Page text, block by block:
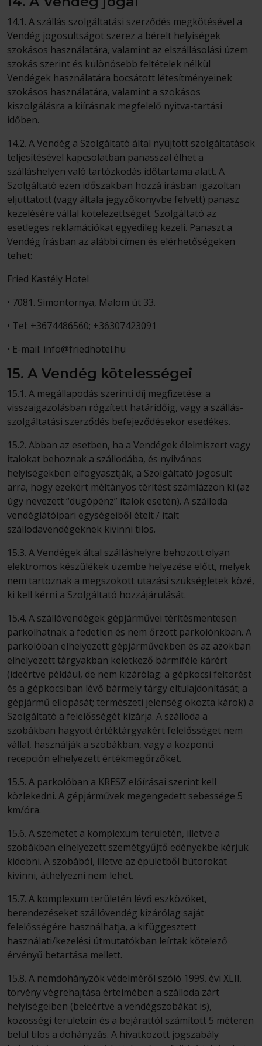
14.1. A szállás szolgáltatási szerződés megkötésével a
Vendég jogosultságot szerez a bérelt helyiségek
szokásos használatára, valamint az elszállásolási üzem
szokás szerint és különösebb feltételek nélkül
Vendégek használatára bocsátott létesítményeinek
szokásos használatára, valamint a szokásos
kiszolgálásra a kiírásnak megfelelő nyitva-tartási
időben.
14.2. A Vendég a Szolgáltató által nyújtott szolgáltatások
teljesítésével kapcsolatban panasszal élhet a
szálláshelyen való tartózkodás időtartama alatt. A
Szolgáltató ezen időszakban hozzá írásban igazoltan
eljuttatott (vagy általa jegyzőkönyvbe felvett) panasz
kezelésére vállal kötelezettséget. Szolgáltató az
esetleges reklamációkat egyedileg kezeli. Panaszt a
Vendég írásban az alábbi címen és elérhetőségeken
tehet:
Fried Kastély Hotel
• 7081. Simontornya, Malom út 33.
• Tel: +3674486560; +36307423091
• E-mail: info@friedhotel.hu
15. A Vendég kötelességei
15.1. A megállapodás szerinti díj megfizetése: a
visszaigazolásban rögzített határidőig, vagy a szállás-
szolgáltatási szerződés befejeződésekor esedékes.
15.2. Abban az esetben, ha a Vendégek élelmiszert vagy
italokat behoznak a szállodába, és nyilvános
helyiségekben elfogyasztják, a Szolgáltató jogosult
arra, hogy ezekért méltányos térítést számlázzon ki (az
úgy nevezett “dugópénz” italok esetén). A szálloda
vendéglátóipari egységeiből ételt / italt
szállodavendégeknek kivinni tilos.
15.3. A Vendégek által szálláshelyre behozott olyan
elektromos készülékek üzembe helyezése előtt, melyek
nem tartoznak a megszokott utazási szükségletek közé,
ki kell kérni a Szolgáltató hozzájárulását.
15.4. A szállóvendégek gépjárművei térítésmentesen
parkolhatnak a fedetlen és nem őrzött parkolónkban. A
parkolóban elhelyezett gépjárművekben és az azokban
elhelyezett tárgyakban keletkező bármiféle kárért
(ideértve például, de nem kizárólag: a gépkocsi feltörést
és a gépkocsiban lévő bármely tárgy eltulajdonítását; a
gépjármű ellopását; természeti jelenség okozta károk) a
Szolgáltató a felelősségét kizárja. A szálloda a
szobákban hagyott értéktárgyakért felelősséget nem
vállal, használják a szobákban, vagy a központi
recepción elhelyezett értékmegőrzőket.
15.5. A parkolóban a KRESZ előírásai szerint kell
közlekedni. A gépjárművek megengedett sebessége 5
km/óra.
15.6. A szemetet a komplexum területén, illetve a
szobákban elhelyezett szemétgyűjtő edényekbe kérjük
kidobni. A szobából, illetve az épületből bútorokat
kivinni, áthelyezni nem lehet.
15.7. A komplexum területén lévő eszközöket,
berendezéseket szállóvendég kizárólag saját
felelősségére használhatja, a kifüggesztett
használati/kezelési útmutatókban leírtak kötelező
érvényű betartása mellett.
15.8. A nemdohányzók védelméről szóló 1999. évi XLII.
törvény végrehajtása értelmében a szálloda zárt
helyiségeiben (beleértve a vendégszobákat is),
közösségi területein és a bejárattól számított 5 méteren
belül tilos a dohányzás. A hivatkozott jogszabály